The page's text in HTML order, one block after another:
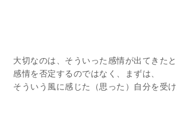
大切なのは、そういった感情が出てきたと
感情を否定するのではなく、まずは、
そういう風に感じた（思った）自分を受け